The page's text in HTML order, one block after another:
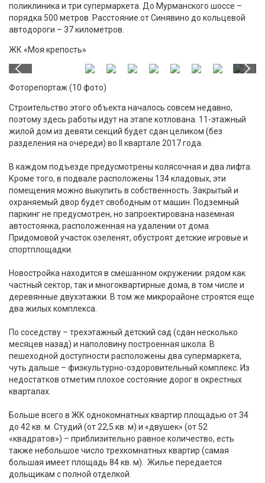
поликлиника и три супермаркета. До Мурманского шоссе –
порядка 500 метров. Расстояние от Синявино до кольцевой
автодороги – 37 километров.
ЖК «Моя крепость»
Фоторепортаж (10 фото)
Строительство этого объекта началось совсем недавно,
поэтому здесь работы идут на этапе котлована. 11-этажный
жилой дом из девяти секций будет сдан целиком (без
разделения на очереди) во II квартале 2017 года.
В каждом подъезде предусмотрены колясочная и два лифта.
Кроме того, в подвале расположены 134 кладовых, эти
помещения можно выкупить в собственность. Закрытый и
охраняемый двор будет свободным от машин. Подземный
паркинг не предусмотрен, но запроектирована наземная
автостоянка, расположенная на удалении от дома.
Придомовой участок озеленят, обустроят детские игровые и
спортплощадки.
Новостройка находится в смешанном окружении: рядом как
частный сектор, так и многоквартирные дома, в том числе и
деревянные двухэтажки. В том же микрорайоне строятся еще
два жилых комплекса.
По соседству – трехэтажный детский сад (сдан несколько
месяцев назад) и наполовину построенная школа. В
пешеходной доступности расположены два супермаркета,
чуть дальше – физкультурно-оздоровительный комплекс. Из
недостатков отметим плохое состояние дорог в окрестных
кварталах.
Больше всего в ЖК однокомнатных квартир площадью от 34
до 42 кв. м. Студий (от 22,5 кв. м) и «двушек» (от 52
«квадратов») – приблизительно равное количество, есть
также небольшое число трехкомнатных квартир (самая
большая имеет площадь 84 кв. м). Жилье передается
дольщикам с полной отделкой.